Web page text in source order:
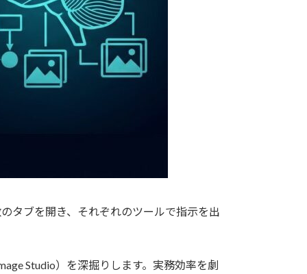
タブを開き、それぞれのツールで指示を出
Studio）を深掘りします。実務効率を劇